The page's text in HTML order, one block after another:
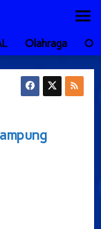
Olahraga